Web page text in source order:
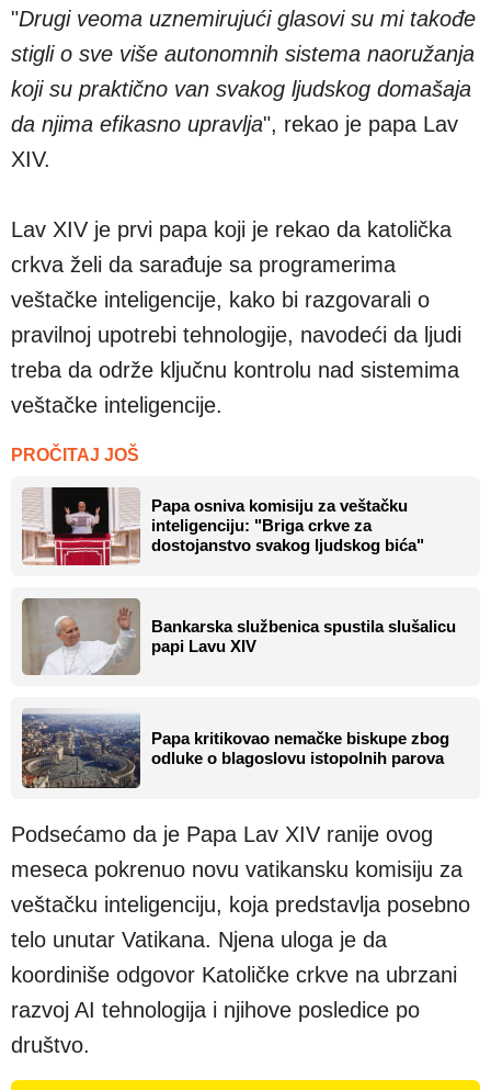
"Drugi veoma uznemirujući glasovi su mi takođe
stigli o sve više autonomnih sistema naoružanja
koji su praktično van svakog ljudskog domašaja
da njima efikasno upravlja", rekao je papa Lav
XIV.
Lav XIV je prvi papa koji je rekao da katolička
crkva želi da sarađuje sa programerima
veštačke inteligencije, kako bi razgovarali o
pravilnoj upotrebi tehnologije, navodeći da ljudi
treba da održe ključnu kontrolu nad sistemima
veštačke inteligencije.
PROČITAJ JOŠ
Papa osniva komisiju za veštačku
inteligenciju: "Briga crkve za
dostojanstvo svakog ljudskog bića"
Bankarska službenica spustila slušalicu
papi Lavu XIV
Papa kritikovao nemačke biskupe zbog
odluke o blagoslovu istopolnih parova
Podsećamo da je Papa Lav XIV ranije ovog
meseca pokrenuo novu vatikansku komisiju za
veštačku inteligenciju, koja predstavlja posebno
telo unutar Vatikana. Njena uloga je da
koordiniše odgovor Katoličke crkve na ubrzani
razvoj AI tehnologija i njihove posledice po
društvo.